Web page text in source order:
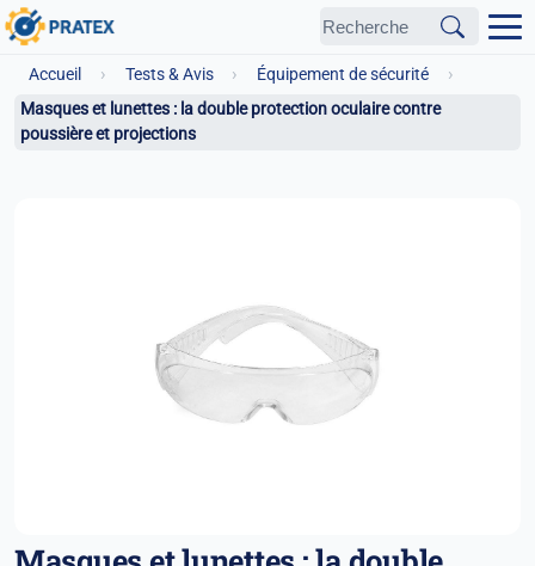
Accueil › Tests & Avis › Équipement de sécurité ›
Masques et lunettes : la double protection oculaire contre
poussière et projections